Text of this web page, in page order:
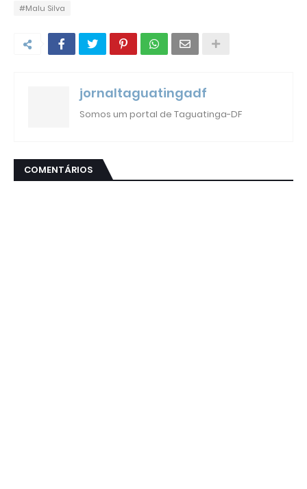
#Malu Silva
jornaltaguatingadf
Somos um portal de Taguatinga-DF
COMENTÁRIOS